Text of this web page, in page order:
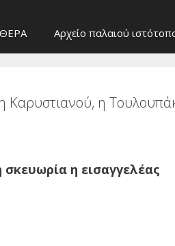
Αρχείο παλαιού
Καρυστιανού, η
η εισαγγελέας